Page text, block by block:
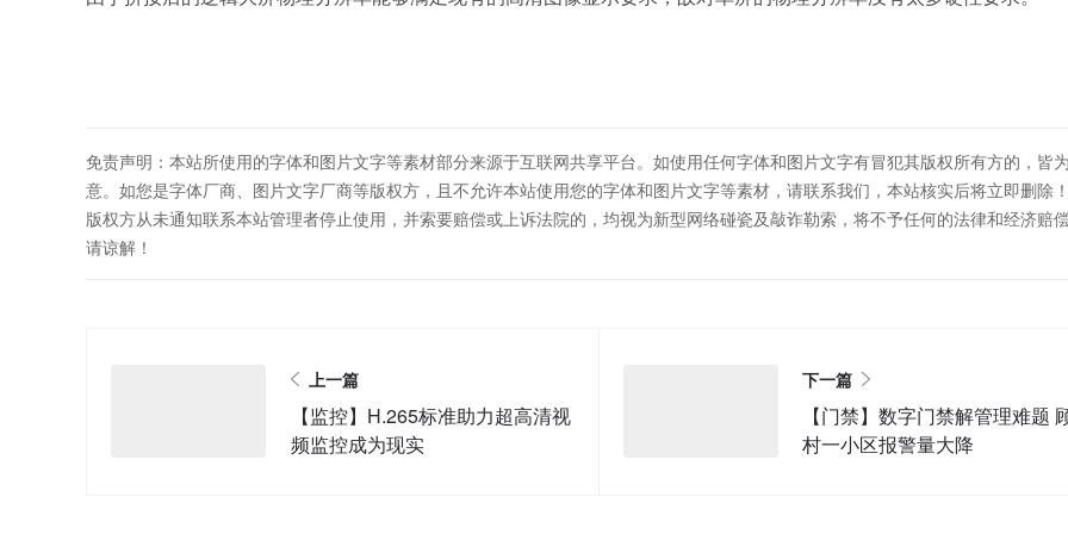
免责声明：本站所使用的字体和图片文字等素材部分来源于互联网共享平台。如使用任何字体和图片文字有冒犯其版权所有方的，皆
意。如您是字体厂商、图片文字厂商等版权方，且不允许本站使用您的字体和图片文字等素材，请联系我们，本站核实后将立即删除
版权方从未通知联系本站管理者停止使用，并索要赔偿或上诉法院的，均视为新型网络碰瓷及敲诈勒索，将不予任何的法律和经济赔
请谅解！
上一篇
【监控】H.265标准助力超高清视
频监控成为现实
下一篇
【门禁】数字门禁解管理难题
村一小区报警量大降